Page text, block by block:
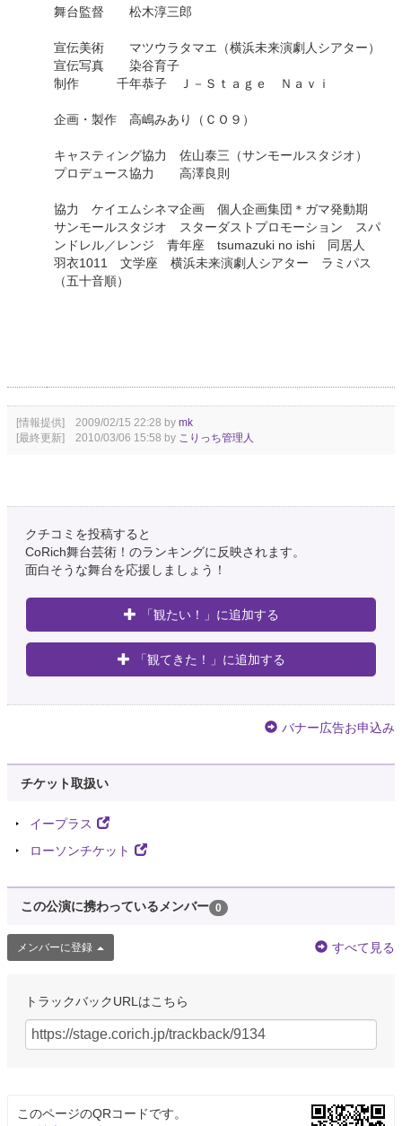
舞台監督 松木淳三郎
宣伝美術 マツウラタマエ（横浜未来演劇人シアター）
宣伝写真 染谷育子
制作 千年恭子 Ｊ－Ｓｔａｇｅ Ｎａｖｉ
企画・製作 高嶋みあり（ＣＯ９）
キャスティング協力 佐山泰三（サンモールスタジオ）
プロデュース協力 高澤良則
協力 ケイエムシネマ企画 個人企画集団＊ガマ発動期
サンモールスタジオ スターダストプロモーション スパ
ンドレル／レンジ 青年座 tsumazuki no ishi 同居人
羽衣1011 文学座 横浜未来演劇人シアター ラミパス
（五十音順）
[情報提供] 2009/02/15 22:28 by mk
[最終更新] 2010/03/06 15:58 by こりっち管理人
クチコミを投稿すると
CoRich舞台芸術！のランキングに反映されます。
面白そうな舞台を応援しましょう！
「観たい！」に追加する
「観てきた！」に追加する
バナー広告お申込み
チケット取扱い
イープラス
ローソンチケット
この公演に携わっているメンバー 0
メンバーに登録 すべて見る
トラックバックURLはこちら
このページのQRコードです。